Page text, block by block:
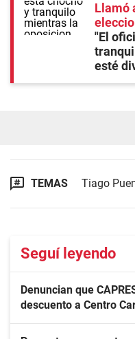
Llamó
"El
esté
TEMAS Tiago
Seguí leyendo
Denuncian que
descuento a Centro